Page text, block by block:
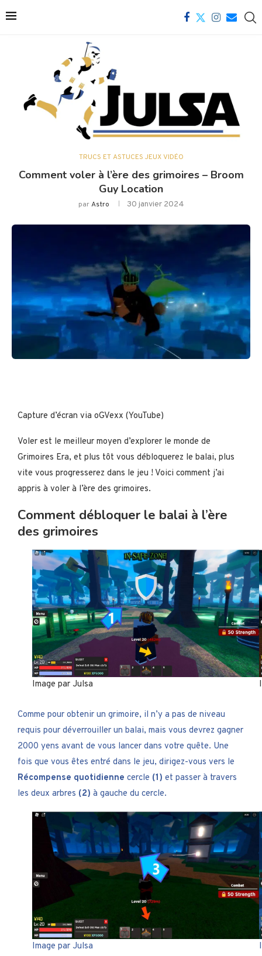
TRUCS ET ASTUCES JEUX VIDÉO
Comment voler à l’ère des grimoires – Broom
Guy Location
parAstro 30 janvier 2024
Capture d’écran via oGVexx (YouTube)
Voler est le meilleur moyen d’explorer le monde de
Grimoires Era, et plus tôt vous débloquerez le balai, plus
vite vous progresserez dans le jeu ! Voici comment j’ai
appris à voler à l’ère des grimoires.
Comment débloquer le balai à l’ère
des grimoires
Image par Julsa
Comme pour obtenir un grimoire, il n’y a pas de niveau
requis pour déverrouiller un balai, mais vous devrez gagner
2000 yens avant de vous lancer dans votre quête. Une
fois que vous êtes entré dans le jeu, dirigez-vous vers le
Récompense quotidienne cercle (1) et passer à travers
les deux arbres (2) à gauche du cercle.
Image par Julsa